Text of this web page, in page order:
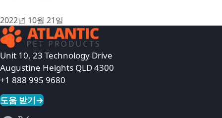
2022년 10월 21일
Unit 10, 23 Technology Drive
Augustine Heights QLD 4300
+1 888 995 9680
도움 받기→